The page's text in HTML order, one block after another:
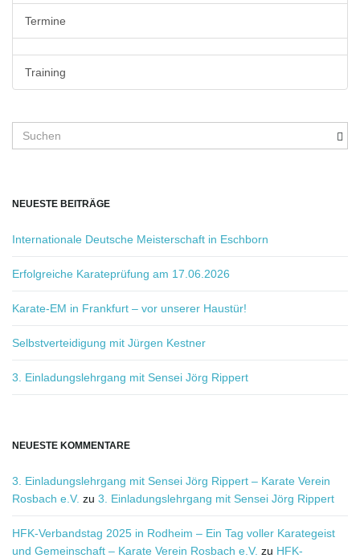
g
m
Termine
Training
u
b
g
r
i
f
f
.
.
.
NEUESTE BEITRÄGE
Internationale Deutsche Meisterschaft in Eschborn
Erfolgreiche Karateprüfung am 17.06.2026
Karate-EM in Frankfurt – vor unserer Haustür!
Selbstverteidigung mit Jürgen Kestner
3. Einladungslehrgang mit Sensei Jörg Rippert
NEUESTE KOMMENTARE
3. Einladungslehrgang mit Sensei Jörg Rippert – Karate Verein
Rosbach e.V. zu 3. Einladungslehrgang mit Sensei Jörg Rippert
HFK-Verbandstag 2025 in Rodheim – Ein Tag voller Karategeist
und Gemeinschaft – Karate Verein Rosbach e.V. zu HFK-